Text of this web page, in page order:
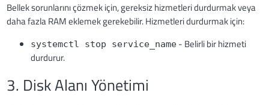
Bellek sorunlarını çözmek için, gereksiz hizmetleri durdurmak veya
daha fazla RAM eklemek gerekebilir. Hizmetleri durdurmak için:
systemctl stop service_name - Belirli bir hizmeti
durdurur.
3. Disk Alanı Yönetimi